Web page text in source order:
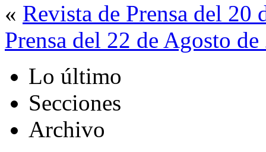
« Revista de Prensa del 20
Prensa del 22 de Agosto
Lo último
Secciones
Archivo